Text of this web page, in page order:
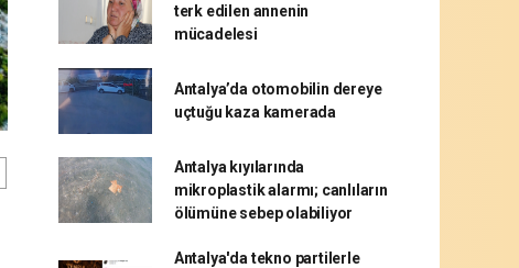
terk edilen annenin
mücadelesi
Antalya’da otomobilin dereye
uçtuğu kaza kamerada
Antalya kıyılarında
mikroplastik alarmı; canlıların
ölümüne sebep olabiliyor
Antalya'da tekno partilerle